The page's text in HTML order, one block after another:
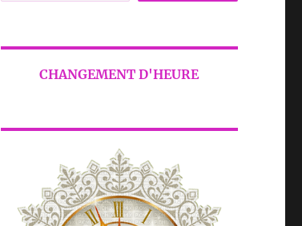
CHANGEMENT D'HEURE